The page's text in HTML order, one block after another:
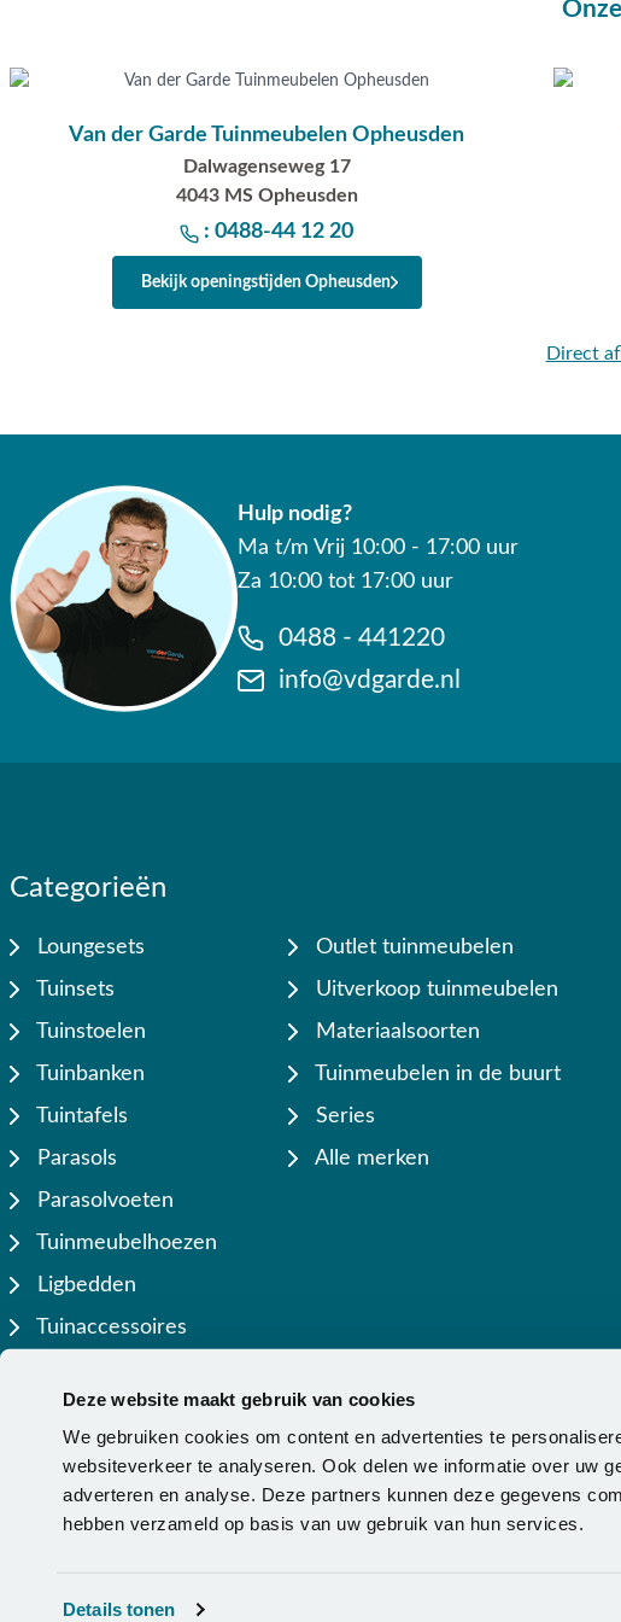
Deze website maakt gebruik van cookies
We gebruiken cookies om content en advertenties te
websiteverkeer te analyseren. Ook delen we informatie over uw
adverteren en analyse. Deze partners kunnen deze gegevens
hebben verzameld op basis van uw gebruik van hun services.
Details tonen
zorgt er tevens voor dat het teak water- en vuilafstotend is. Let op dat
“ademen” en kunnen er lelijke vlekken ontstaan.
Deze set bestaat uit:
De Fabrice/Ambassador tuinset wordt geleverd inclusief zit- en
ongemonteerd bij u geleverd, dit dient u zelf te doen.
Heb je nog vragen over de 4 Seasons Fabrice antraciet/Ambassador
Waarom kopen bij Van der Garde tuinmeubelen?
Ruim 80 jaar ervaring
Deskundig advies
3 fysieke showrooms
9.4/10 uit 19.500+ klantbeoordelingen
Gratis verzending vanaf €50,-
Van der Garde Tuinmeubelen Opheusden
Dalwagenseweg 17
4043 MS Opheusden
: 0488-44 12 20
Bekijk openingstijden Opheusden
Direct
Hulp nodig?
Ma t/m Vrij 10:00 - 17:00 uur
Za 10:00 tot 17:00 uur
0488 - 441220
info@vdgarde.nl
Categorieën
Loungesets
Tuinsets
Tuinstoelen
Tuinbanken
Tuintafels
Parasols
Parasolvoeten
Tuinmeubelhoezen
Ligbedden
Tuinaccessoires
Outlet tuinmeubelen
Uitverkoop tuinmeubelen
Materiaalsoorten
Tuinmeubelen in de buurt
Series
Alle merken